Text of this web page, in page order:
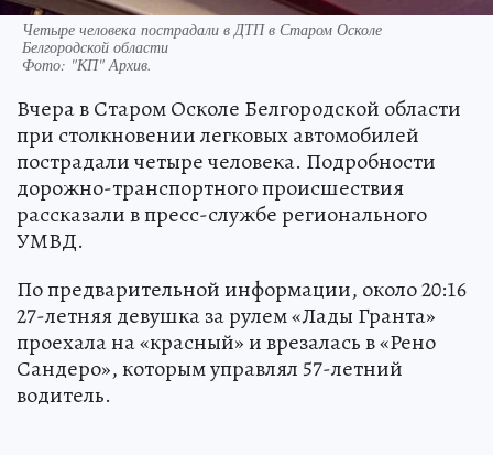
Четыре человека пострадали в ДТП в Старом Осколе
Белгородской области
Фото: "КП" Архив.
Вчера в Старом Осколе Белгородской области
при столкновении легковых автомобилей
пострадали четыре человека. Подробности
дорожно-транспортного происшествия
рассказали в пресс-службе регионального
УМВД.
По предварительной информации, около 20:16
27-летняя девушка за рулем «Лады Гранта»
проехала на «красный» и врезалась в «Рено
Сандеро», которым управлял 57-летний
водитель.